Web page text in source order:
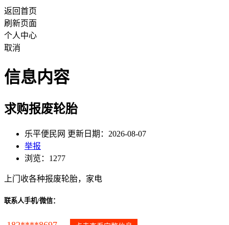
返回首页
刷新页面
个人中心
取消
信息内容
求购报废轮胎
乐平便民网 更新日期：2026-08-07
举报
浏览：1277
上门收各种报废轮胎，家电
联系人手机/微信：